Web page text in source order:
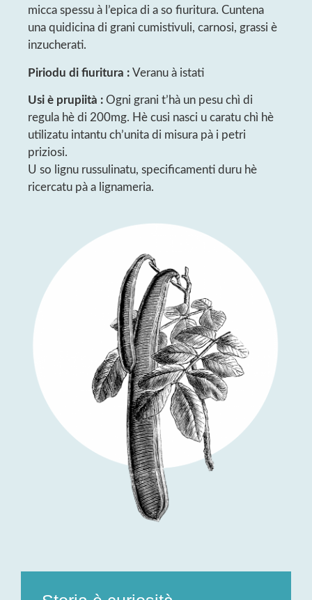
micca spessu à l’epica di a so fiuritura. Cuntena
una quidicina di grani cumistivuli, carnosi, grassi è
inzucherati.
Piriodu di fiuritura : Veranu à istati
Usi è prupiità : Ogni grani t’hà un pesu chì di
regula hè di 200mg. Hè cusi nasci u caratu chì hè
utilizatu intantu ch’unita di misura pà i petri
priziosi.
U so lignu russulinatu, specificamenti duru hè
ricercatu pà a lignameria.